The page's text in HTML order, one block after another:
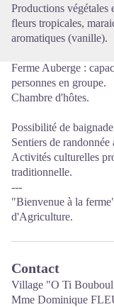
Productions végétales
fleurs tropicales,
aromatiques (vanille).
Ferme Auberge :
personnes en groupe.
Chambre d'hôtes.
Possibilité de
Sentiers de
Activités culturelles
traditionnelle.
---
"Bienvenue à la
d'Agriculture.
Contact
Village "O Ti
Mme Dominique